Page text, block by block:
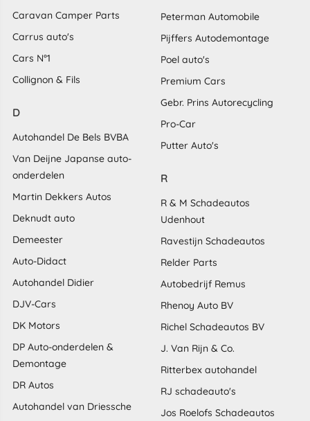
Caravan Camper Parts
Carrus auto's
Cars N°1
Collignon & Fils
D
Autohandel De Bels BVBA
Van Deijne Japanse auto-
onderdelen
Martin Dekkers Autos
Deknudt auto
Demeester
Auto-Didact
Autohandel Didier
DJV-Cars
DK Motors
DP Auto-onderdelen &
Demontage
DR Autos
Autohandel van Driessche
Peterman Automobile
Pijffers Autodemontage
Poel auto's
Premium Cars
Gebr. Prins Autorecycling
Pro-Car
Putter Auto's
R
R & M Schadeautos
Udenhout
Ravestijn Schadeautos
Relder Parts
Autobedrijf Remus
Rhenoy Auto BV
Richel Schadeautos BV
J. Van Rijn & Co.
Ritterbex autohandel
RJ schadeauto's
Jos Roelofs Schadeautos